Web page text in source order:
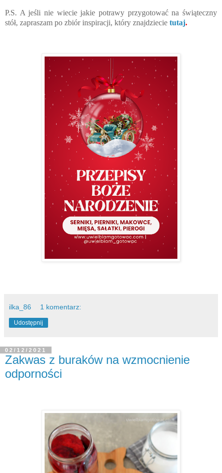
P.S. A jeśli nie wiecie jakie potrawy przygotować na świąteczny
stół, zapraszam po zbiór inspiracji, który znajdziecie tutaj.
ilka_86 1 komentarz:
Udostępnij
02/12/2021
Zakwas z buraków na wzmocnienie
odporności